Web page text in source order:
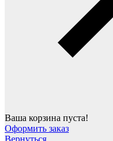
Ваша корзина пуста!
Оформить заказ
Вернуться